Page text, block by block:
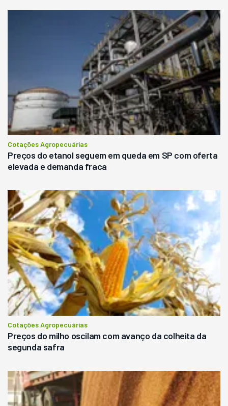
Cotações Agropecuárias
Preços do etanol seguem em queda em SP com oferta
elevada e demanda fraca
Cotações Agropecuárias
Preços do milho oscilam com avanço da colheita da
segunda safra